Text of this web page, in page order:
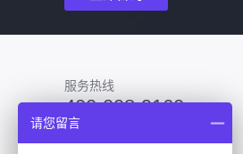
服务热线
400-008-9160
请您留言